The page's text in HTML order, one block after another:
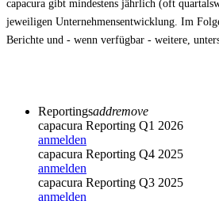
capacura gibt mindestens jährlich (oft
jeweiligen Unternehmensentwicklung. Im
Berichte und - wenn verfügbar - weitere,
Reportingsaddremove
capacura Reporting Q1 2026
anmelden
capacura Reporting Q4 2025
anmelden
capacura Reporting Q3 2025
anmelden